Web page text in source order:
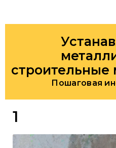
строительные
Пошаговая
1